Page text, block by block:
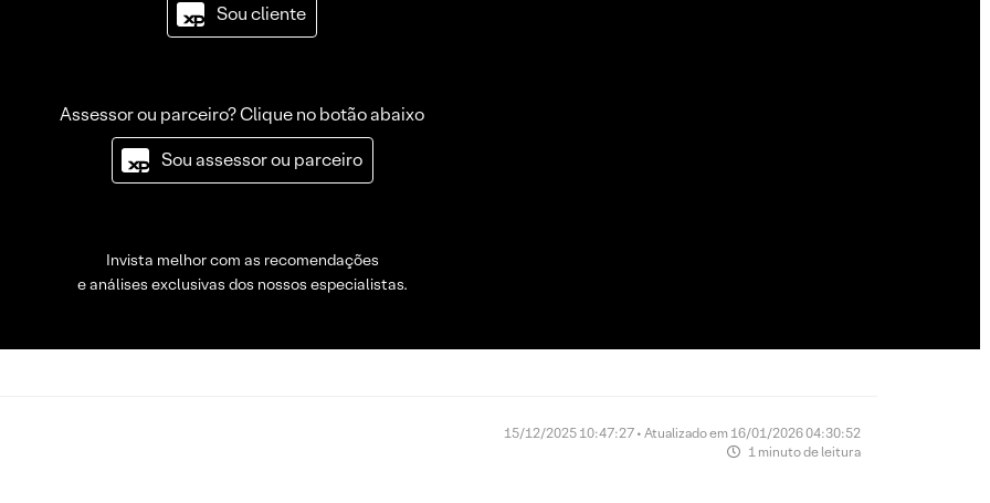
Sou cliente
Assessor ou parceiro? Clique no botão abaixo
Sou assessor ou parceiro
Invista melhor com as recomendações
e análises exclusivas dos nossos especialistas.
15/12/2025 10:47:27 • Atualizado em 16/01/2026 04:30:52
1 minuto de leitura